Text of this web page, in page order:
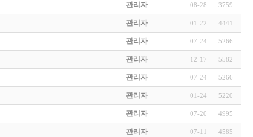
관리자 08-28 3759
관리자 01-22 4441
관리자 07-24 5266
관리자 12-17 5582
관리자 07-24 5266
관리자 01-24 5220
관리자 07-20 4995
관리자 07-11 4585